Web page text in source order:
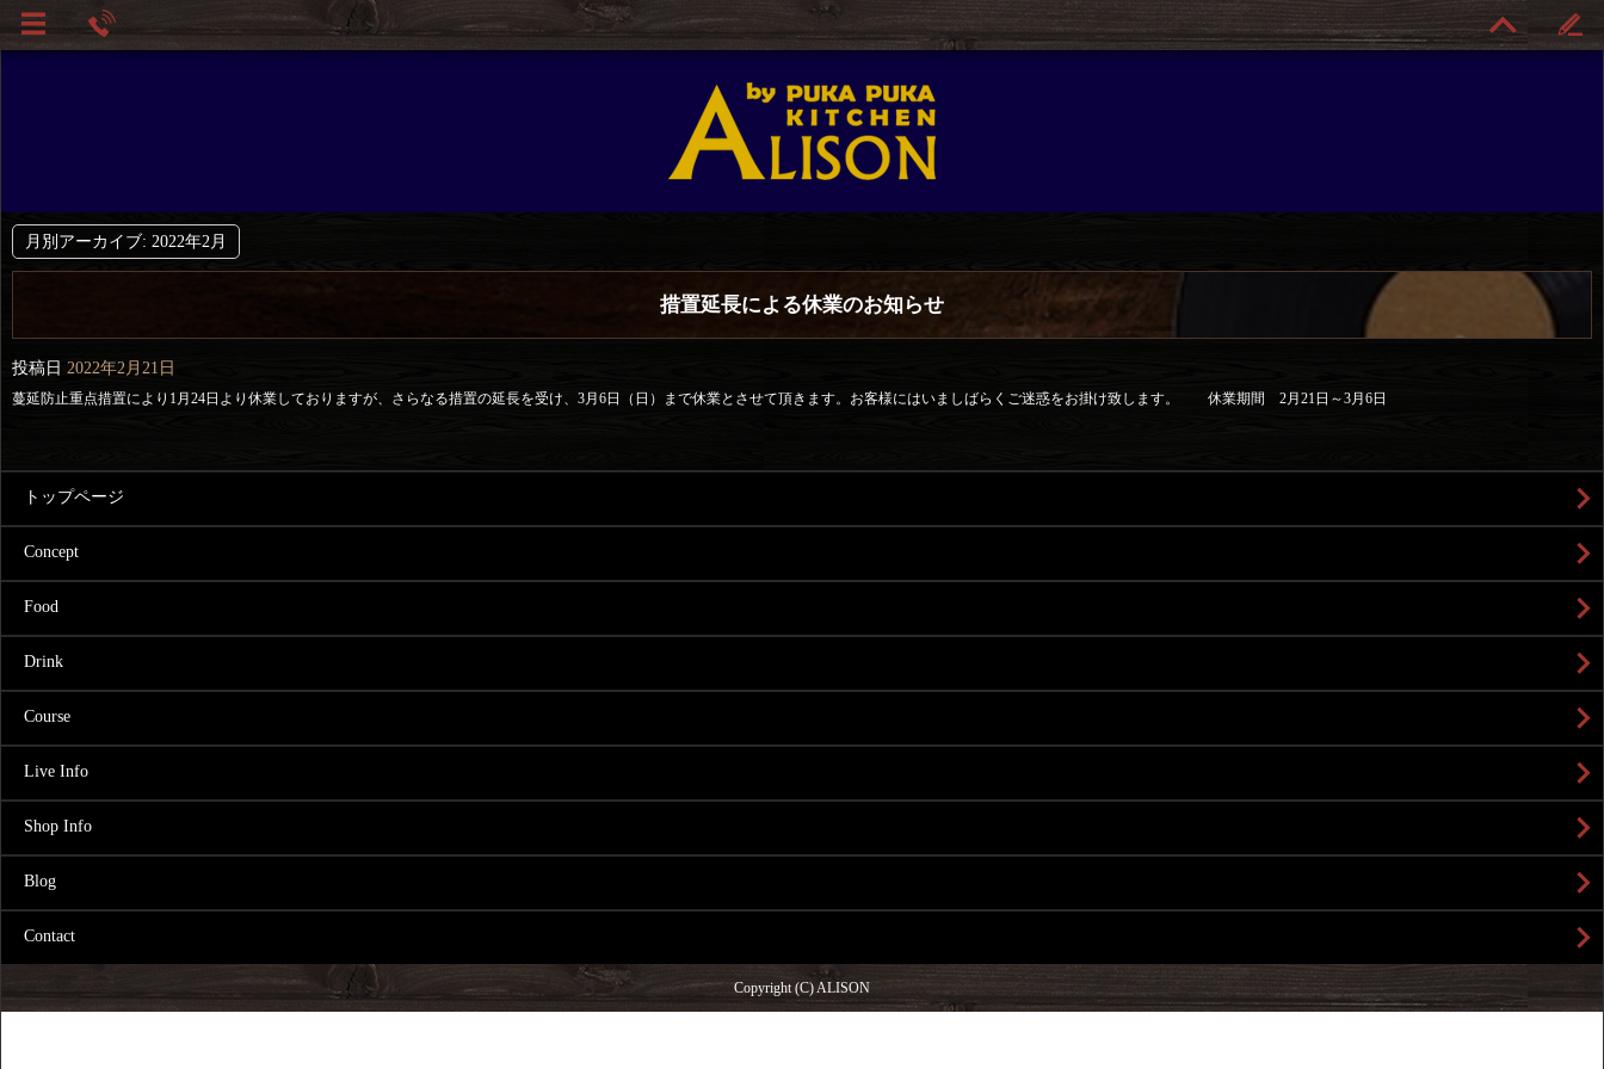
月別アーカイブ: 2022年2月
措置延長による休業のお知らせ
投稿日 2022年2月21日
蔓延防止重点措置により1月24日より休業しておりますが、さらなる措置の延長を受け、3月6日（日）まで休業とさせて頂きます。お客様にはいましばらくご迷惑をお掛け致します。 休業期間 2月21日～3月6日
トップページ
Concept
Food
Drink
Course
Live Info
Shop Info
Blog
Contact
Copyright (C) ALISON